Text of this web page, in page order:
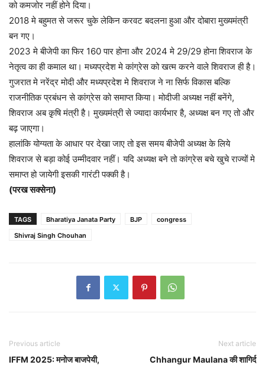
को कमजोर नहीं होने दिया।
2018 मे बहुमत से जरूर चुके लेकिन करवट बदलना हुआ और दोबारा मुख्यमंत्री
बन गए।
2023 मे बीजेपी का फिर 160 पार होना और 2024 मे 29/29 होना शिवराज के
नेतृत्व का ही कमाल था। मध्यप्रदेश मे कांग्रेस को खत्म करने वाले शिवराज ही है।
गुजरात मे नरेंद्र मोदी और मध्यप्रदेश मे शिवराज ने ना सिर्फ विकास बल्कि
राजनीतिक प्रबंधन से कांग्रेस को समाप्त किया। मोदीजी अध्यक्ष नहीं बनेंगे,
शिवराज अब क़ृषि मंत्री है। मुख्यमंत्री से ज्यादा कार्यभार है, अध्यक्ष बन गए तो और
बढ़ जाएगा।
हालांकि योग्यता के आधार पर देखा जाए तो इस समय बीजेपी अध्यक्ष के लिये
शिवराज से बड़ा कोई उम्मीदवार नहीं। यदि अध्यक्ष बने तो कांग्रेस बचे खुचे राज्यों मे
समाप्त हो जायेगी इसकी गारंटी पक्की है।
(परख सक्सेना)
TAGS Bharatiya Janata Party BJP
congress
Shivraj Singh Chouhan
Previous article
IFFM 2025: मनोज बाजपेयी,
Next article
Chhangur Maulana की शागिर्द